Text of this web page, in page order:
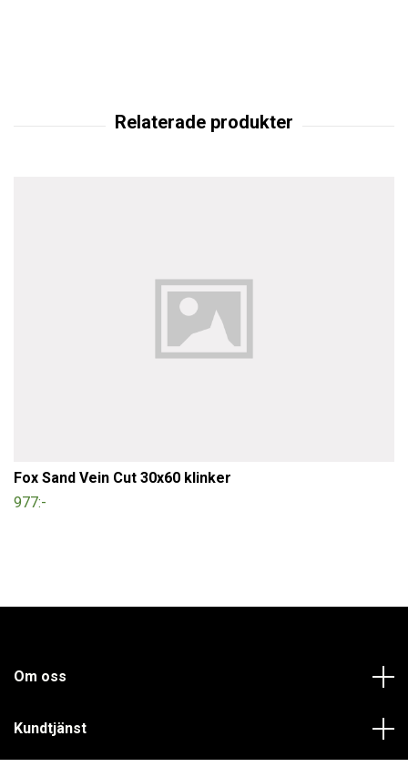
Fox Sand Vein Cut 30x60 klinker
977:-
Om oss
Kundtjänst